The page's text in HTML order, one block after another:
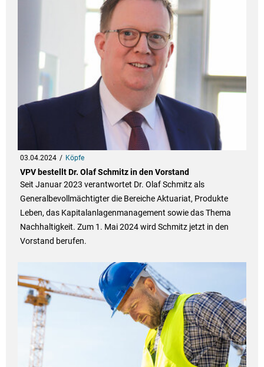
03.04.2024 Köpfe
VPV bestellt Dr. Olaf Schmitz in den Vorstand
Seit Januar 2023 verantwortet Dr. Olaf Schmitz als
Generalbevollmächtigter die Bereiche Aktuariat, Produkte
Leben, das Kapitalanlagenmanagement sowie das Thema
Nachhaltigkeit. Zum 1. Mai 2024 wird Schmitz jetzt in den
Vorstand berufen.